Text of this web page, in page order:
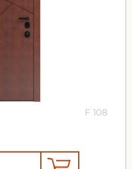
F 108